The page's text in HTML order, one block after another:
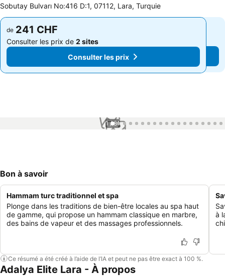
Sobutay Bulvarı No:416 D:1, 07112, Lara, Turquie
de 241 CHF
Consulter les prix de 2 sites
Consulter les prix
de 241 CHF
Consulter les prix de 2 sites
Consulter les prix
1 / 81
Bon à savoir
Hammam turc traditionnel et spa
Plonge dans les traditions de bien-être locales au spa haut
de gamme, qui propose un hammam classique en marbre,
des bains de vapeur et des massages professionnels.
à
Ce résumé a été créé à l’aide de l’IA et peut ne pas être exact à 100 %.
Adalya Elite Lara - À propos